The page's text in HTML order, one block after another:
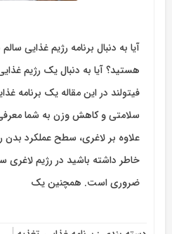
آیا به دنبال برنامه رژیم غذایی
هستید؟ آیا به دنبال یک رژیم
فیتولند در این مقاله یک برنامه
سلامتی و کاهش وزن به شما
علاوه بر لاغری، سطح عملکرد بدن
خاطر داشته باشید در رژیم
ضروری است. همچنین یک